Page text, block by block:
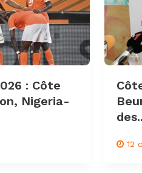
: Côte
Nigeria-
12